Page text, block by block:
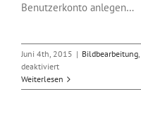
Benutzerkonto anlegen…
Juni 4th, 2015 | Bildbearbeitung,
deaktiviertfür
Firefox
38.0.5
Weiterlesen